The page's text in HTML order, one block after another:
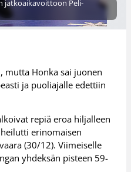
jatkoaikavoittoon Peli-
mutta Honka sai juonen
ja puoliajalle edettiin
repiä eroa hiljalleen
erinomaisen
(30/12). Viimeiselle
yhdeksän pisteen 59-